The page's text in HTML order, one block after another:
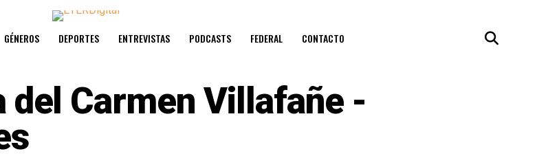
GÉNEROS DEPORTES ENTREVISTAS PODCASTS FEDERAL CONTACTO
del Carmen Villafañe -